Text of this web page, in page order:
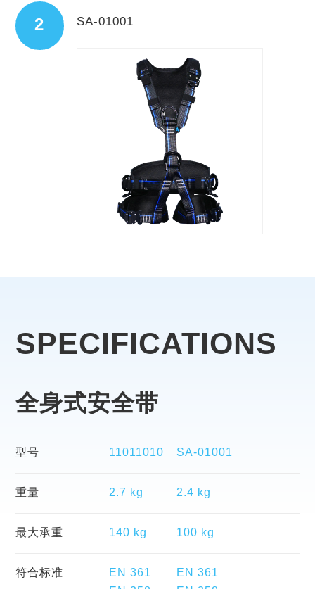
2 SA-01001
SPECIFICATIONS
全身式安全带
型号 11011010 SA-01001
重量 2.7 kg 2.4 kg
最大承重 140 kg 100 kg
符合标准
EN 361
EN 361